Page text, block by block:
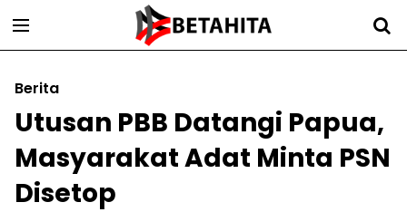
Berita
Utusan PBB Datangi Papua,
Masyarakat Adat Minta PSN
Disetop